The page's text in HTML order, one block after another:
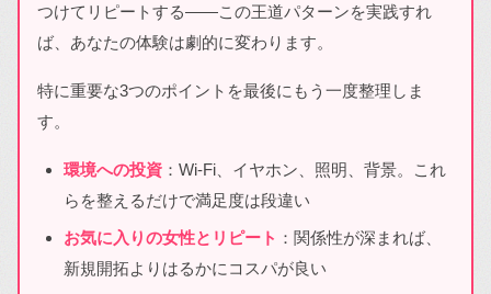
つけてリピートする――この王道パターンを実践すれ
ば、あなたの体験は劇的に変わります。
特に重要な3つのポイントを最後にもう一度整理しま
す。
環境への投資 ：Wi-Fi、イヤホン、照明、背景。これ
らを整えるだけで満足度は段違い
お気に入りの女性とリピート ：関係性が深まれば、
新規開拓よりはるかにコスパが良い